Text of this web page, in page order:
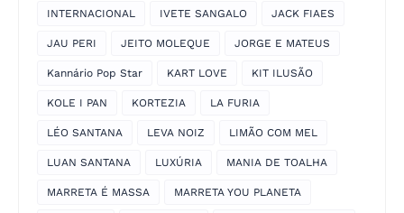
INTERNACIONAL IVETE SANGALO JACK FIAES
JAU PERI JEITO MOLEQUE JORGE E MATEUS
Kannário Pop Star KART LOVE KIT ILUSÃO
KOLE I PAN KORTEZIA LA FURIA
LÉO SANTANA LEVA NOIZ LIMÃO COM MEL
LUAN SANTANA LUXÚRIA MANIA DE TOALHA
MARRETA É MASSA MARRETA YOU PLANETA